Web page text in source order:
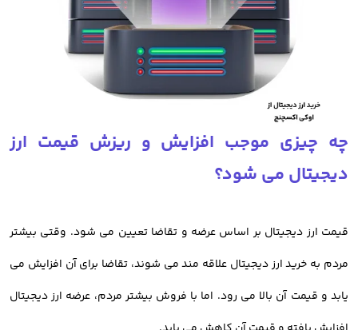
است
اما خوب است بدانید که تایید هویت کاربران باعث افزایش امنیت پلتفرم
میشود و به نفع شما است.
صرافی اوکی اکسچنج چالش احراز هویت را برای کاربران حل کرده و فرایند
ساخت حساب کاربری و احراز هویت شما در کمترین زمان ممکن انجام
چه چیزی موجب افزایش و ریزش قیمت ارز
دیجیتال می شود؟
قیمت ارز دیجیتال بر اساس عرضه و تقاضا تعیین می شود. وقتی بیشتر
مردم به خرید ارز دیجیتال علاقه مند می شوند، تقاضا برای آن افزایش می
یابد و قیمت آن بالا می رود. اما با فروش بیشتر مردم، عرضه ارز دیجیتال